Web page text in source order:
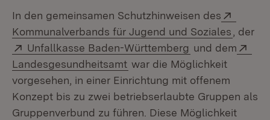
In den gemeinsamen Schutzhinweisen des
Kommunalverbands für Jugend und Soziales
, der
Extern:
Unfallkasse Baden-Württemberg (Öffnet in
und dem
Landesgesundheitsamt (Öffnet in neuem Fenster)
war die Möglichkeit
vorgesehen, in einer Einrichtung mit offenem
Konzept bis zu zwei betriebserlaubte Gruppen als
Gruppenverbund zu führen. Diese Möglichkeit